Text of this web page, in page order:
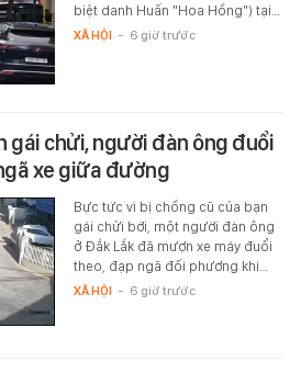
biệt danh Huấn "Hoa Hồng") tại…
XÃ HỘI - 6 giờ trước
gái chửi, người đàn ông đuổi
xe giữa đường
Bực tức vì bị chồng cũ của bạn
gái chửi bới, một người đàn ông
ở Đắk Lắk đã mượn xe máy đuổi
theo, đạp ngã đối phương khi…
XÃ HỘI - 6 giờ trước